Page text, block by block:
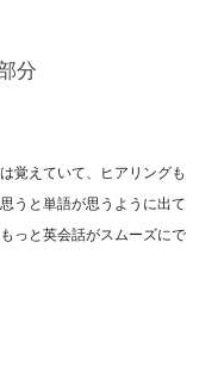
分
覚えていて、ヒアリングも
うと単語が思うように出て
っと英会話がスムーズにで